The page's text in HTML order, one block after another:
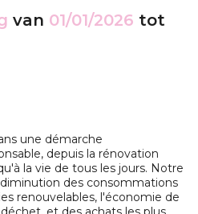
van 01/01/2026 tot
une démarche
depuis la rénovation
la vie de tous les jours. Notre
des consommations
renouvelables, l'économie de